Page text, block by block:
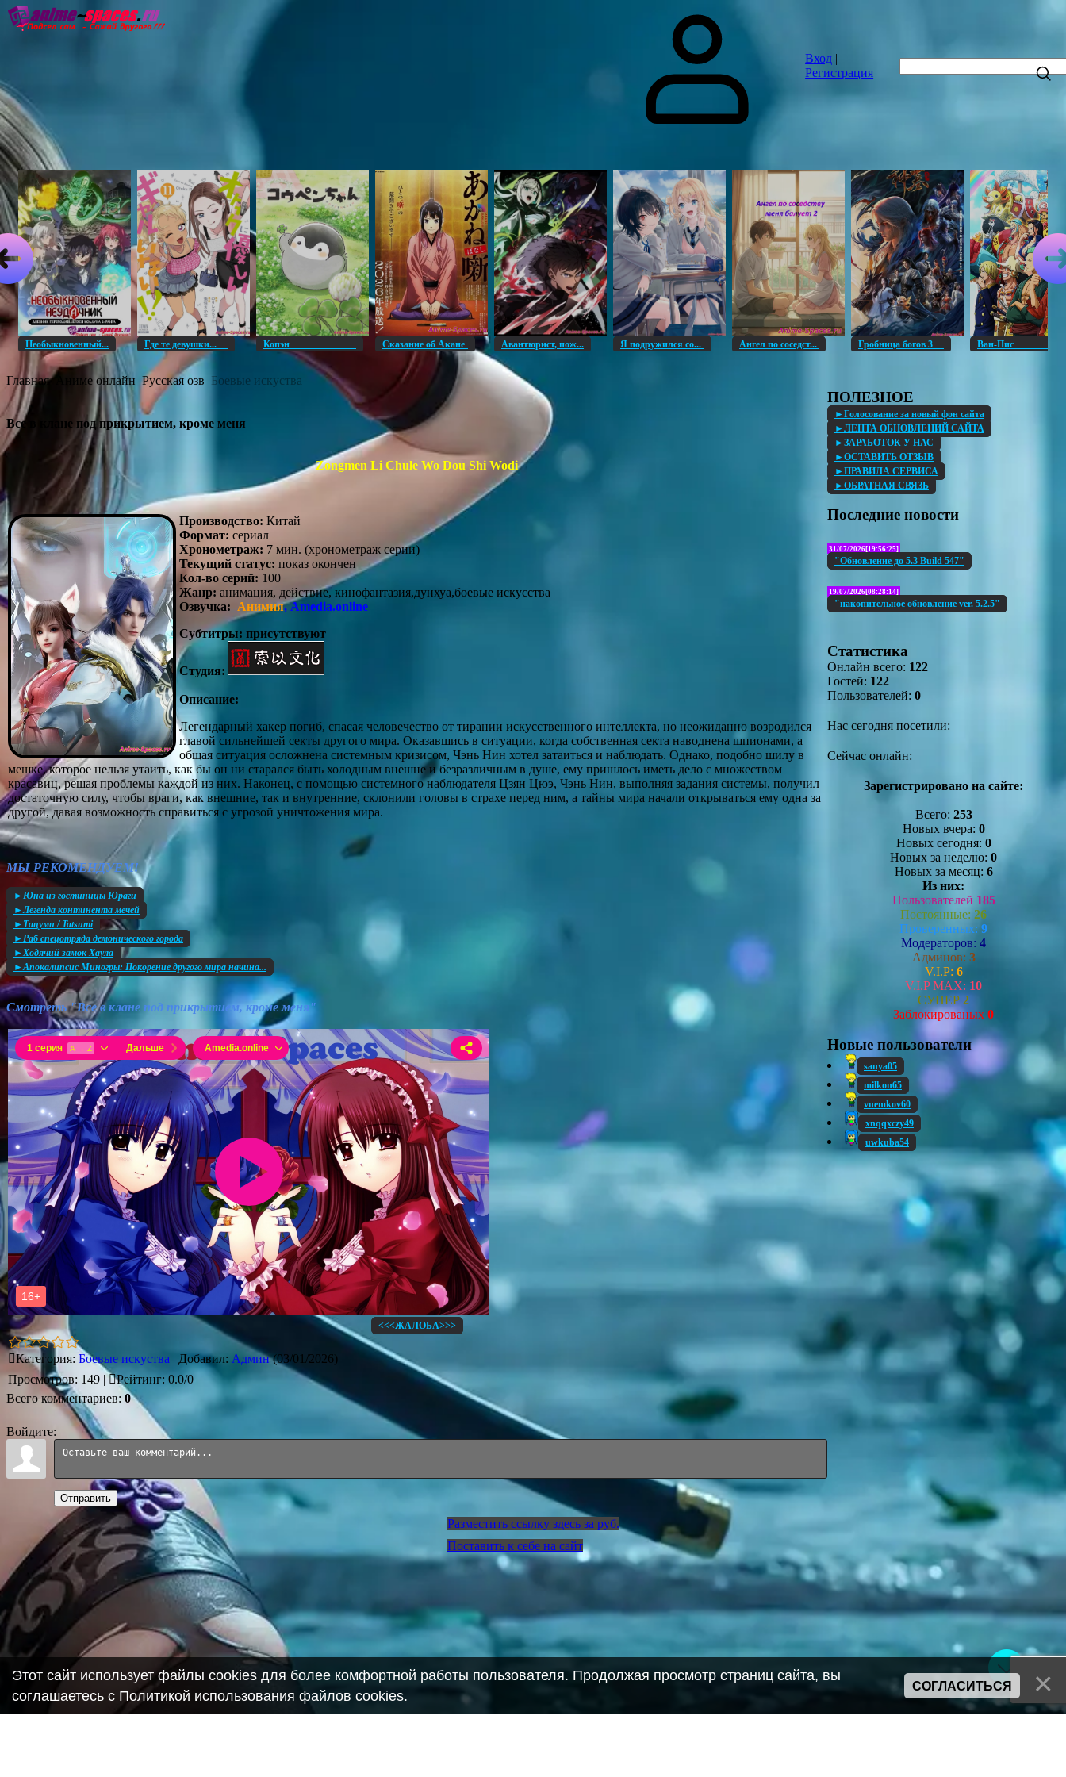
Вход |
Регистрация
Необыкновенный... Где те девушки... Копэн Сказание об Акане Авантюрист, пож... Я подружился со... Ангел по соседст... Гробница богов 3 Ван-
Главная Аниме онлайн Русская озв Боевые искуства
Все в клане под прикрытием, кроме меня
Zongmen Li Chule Wo Dou Shi Wodi
Производство: Китай
Формат: сериал
Хронометраж: 7 мин. (хронометраж серии)
Текущий статус: показ окончен
Кол-во серий: 100
Жанр: анимация, действие, кинофантазия,дунхуа,боевые искусства
Озвучка: Анимия, Amedia.online
Субтитры: присутствуют
Студия:
Описание:
Легендарный хакер погиб, спасая человечество от тирании искусственного интеллекта, но неожиданно возродился
главой сильнейшей секты другого мира. Оказавшись в ситуации, когда собственная секта наводнена шпионами, а
общая ситуация осложнена системным кризисом, Чэнь Нин хотел затаиться и наблюдать. Однако, подобно шилу в
мешке, которое нельзя утаить, как бы он ни старался быть холодным внешне и безразличным в душе, ему пришлось иметь дело с множеством
красавиц, решая проблемы каждой из них. Наконец, с помощью системного наблюдателя Цзян Цюэ, Чэнь Нин, выполняя задания системы, получил
достаточную силу, чтобы враги, как внешние, так и внутренние, склонили головы в страхе перед ним, а тайны мира начали открываться ему одна за
другой, давая возможность справиться с угрозой уничтожения мира.
МЫ РЕКОМЕНДУЕМ!
►Юна из гостиницы Юраги
►Легенда континента мечей
►Тацуми / Tatsumi
►Раб спецотряда демонического города
►Ходячий замок Хаула
►Апокалипсис Миногры: Покорение другого мира начина...
Смотреть "Все в клане под прикрытием, кроме меня"
<<<ЖАЛОБА>>>
Категория: Боевые искуства | Добавил: Админ(03/01/2026)
Просмотров: 149 | Рейтинг: 0.0/0
Всего комментариев: 0
Войдите:
Отправить
ПОЛЕЗНОЕ
►Голосование за новый фон сайта
►ЛЕНТА ОБНОВЛЕНИЙ САЙТА
►ЗАРАБОТОК У НАС
►ОСТАВИТЬ ОТЗЫВ
►ПРАВИЛА СЕРВИСА
►ОБРАТНАЯ СВЯЗЬ
Последние новости
31/07/2026[19:56:25]
"Обновление до 5.3 Build 547"
19/07/2026[08:28:14]
"накопительное обновление ver. 5.2.5"
Статистика
Онлайн всего: 122
Гостей: 122
Пользователей: 0
Нас сегодня посетили:
Сейчас онлайн:
Зарегистрировано на сайте:
Всего: 253
Новых вчера: 0
Новых сегодня: 0
Новых за неделю: 0
Новых за месяц: 6
Из них:
Пользователей 185
Постоянные: 26
Проверенных: 9
Модераторов: 4
Админов: 3
V.I.P: 6
V.I.P MAX: 10
СУПЕР 2
Заблокированых 0
Новые пользователи
sanya05
milkon65
vnemkov60
xnqqxczy49
uwkuba54
Разместить ссылку здесь за руб.
Поставить к себе на сайт
Этот сайт использует файлы cookies для более комфортной работы пользователя. Продолжая просмотр страниц сайта, вы
соглашаетесь с Политикой использования файлов cookies.
СОГЛАСИТЬСЯ